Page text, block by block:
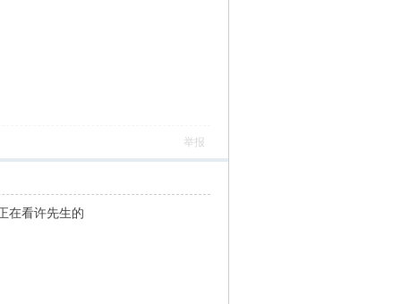
举报
在看许先生的